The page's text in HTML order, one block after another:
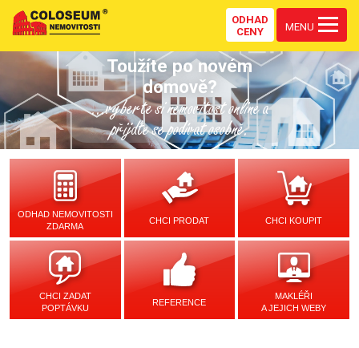
ODHAD
CENY
MENU
Toužíte po novém
domově?
...vyberte si nemovitost online a
přijďte se podívat osobně.
ODHAD NEMOVITOSTI
ZDARMA
CHCI PRODAT CHCI KOUPIT
CHCI ZADAT
POPTÁVKU
REFERENCE
MAKLÉŘI
A JEJICH WEBY